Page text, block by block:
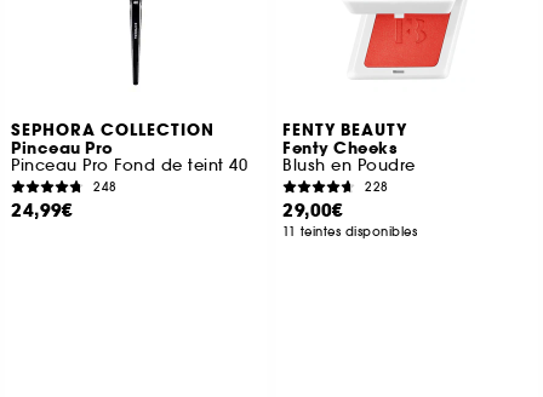
SEPHORA COLLECTION
Pinceau Pro
Pinceau Pro Fond de teint 40
248
24,99€
FENTY BEAUTY
Fenty Cheeks
Blush en Poudre
228
29,00€
11 teintes disponibles